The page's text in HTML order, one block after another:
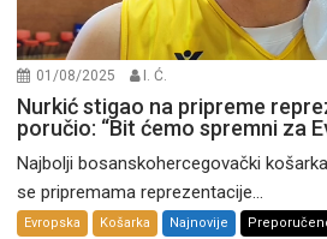
01/08/2025 I. Ć.
Nurkić stigao na pripreme
poručio: “Bit ćemo spremni za
Najbolji bosanskohercegovački
se pripremama reprezentacije...
Evropska Košarka Najnovije